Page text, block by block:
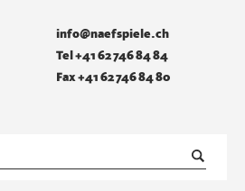
info@naefspiele.ch
Tel +41 62 746 84 84
Fax +41 62 746 84 80